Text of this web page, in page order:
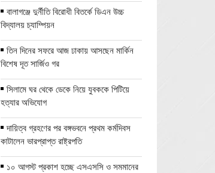
বালাগঞ্জে দুর্নীতি বিরোধী বিতর্কে ডিএন উচ্চ
বিদ্যালয় চ্যাম্পিয়ন
তিন দিনের সফরে আজ ঢাকায় আসছেন মার্কিন
বিশেষ দূত সার্জিও গর
সিলামে ঘর থেকে ডেকে নিয়ে যুবককে পিটিয়ে
হত্যার অভিযোগ
দায়িত্ব গ্রহণের পর বঙ্গভবনে প্রথম কর্মদিবস
কাটালেন ভারপ্রাপ্ত রাষ্ট্রপতি
১০ আগস্ট প্রকাশ হচ্ছে এসএসসি ও সমমানের